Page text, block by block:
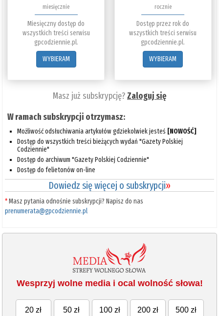
miesięcznie
Miesięczny dostęp do
wszystkich treści serwisu
gpcodziennie.pl.
WYBIERAM
rocznie
Dostęp przez rok do
wszystkich treści serwisu
gpcodziennie.pl.
WYBIERAM
Masz już subskrypcję?Zaloguj się
W ramach subskrypcji otrzymasz:
Możliwość odsłuchiwania artykułów gdziekolwiek jesteś [NOWOŚĆ]
Dostęp do wszystkich treści bieżących wydań "Gazety Polskiej
Codziennie"
Dostęp do archiwum "Gazety Polskiej Codziennie"
Dostęp do felietonów on-line
Dowiedz się więcej o subskrypcji»
*Masz pytania odnośnie subskrypcji? Napisz do nas
prenumerata@gpcodziennie.pl
Wesprzyj wolne media i ocal wolność słowa!
20 zł 50 zł 100 zł 200 zł 500 zł